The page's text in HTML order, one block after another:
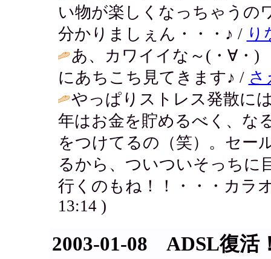
い物が楽しくなっちゃうの
分かりましぇん・・・♪ /
あ、カワイイな～(・∀・
にあちこち見てきます♪ / さ
やっぱりストレス発散に
年はお金を貯めるべく、な
をつけてるの（笑）。セー
るから、ついついそっちに
行くのもね！！・・・カラ
13:14 )
2003-01-08 ADSL復活